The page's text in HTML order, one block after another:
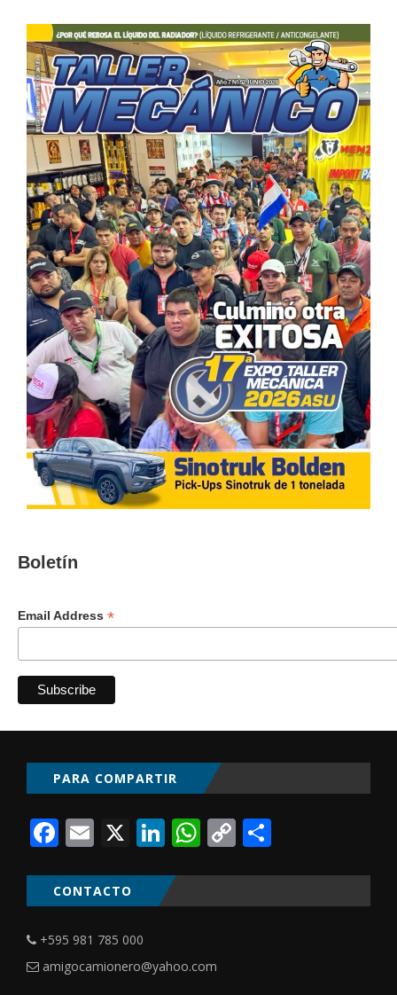
Boletín
Email Address *
PARA COMPARTIR
Facebook
Email
X LinkedIn
WhatsApp
Copy
CONTACTO
+595 981 785 000
amigocamionero@yahoo.com